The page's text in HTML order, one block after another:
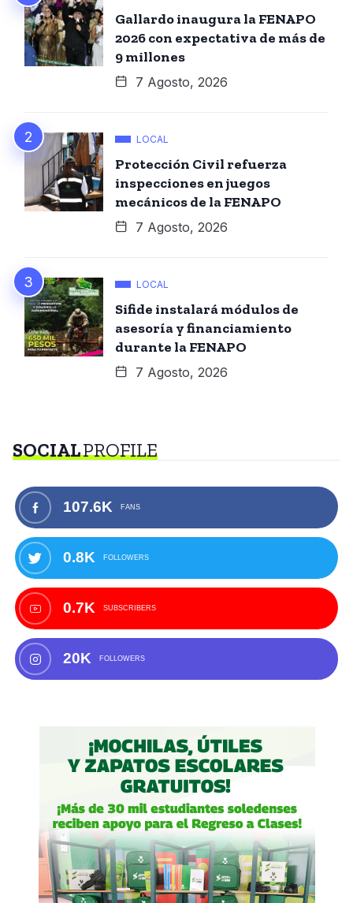
Gallardo inaugura la FENAPO
2026 con expectativa de más de
9 millones
7 Agosto, 2026
LOCAL
Protección Civil refuerza
inspecciones en juegos
mecánicos de la FENAPO
7 Agosto, 2026
LOCAL
Sifide instalará módulos de
asesoría y financiamiento
durante la FENAPO
7 Agosto, 2026
SOCIALPROFILE
107.6K FANS
0.8K FOLLOWERS
0.7K SUBSCRIBERS
20K FOLLOWERS